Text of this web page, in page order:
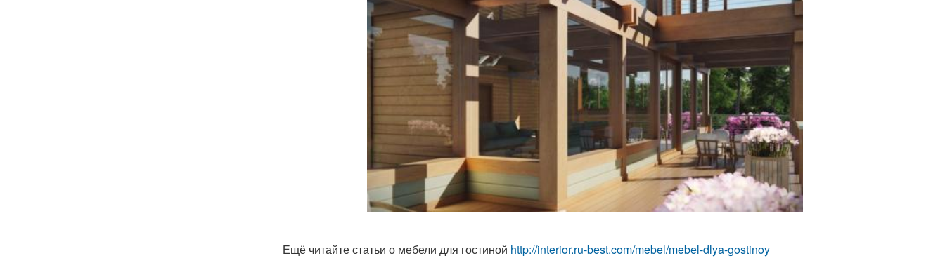
Ещё читайте статьи о мебели для гостиной http://interior.ru-best.com/mebel/mebel-dlya-gostinoy